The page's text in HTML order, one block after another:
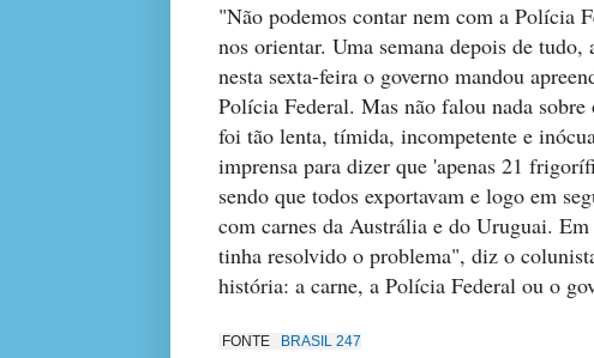
"Não podemos contar nem com a Polícia
nos orientar. Uma semana depois de
nesta sexta-feira o governo mandou
Polícia Federal. Mas não falou nada
foi tão lenta, tímida, incompetente e
imprensa para dizer que 'apenas 21
sendo que todos exportavam e logo em
com carnes da Austrália e do Uruguai.
tinha resolvido o problema", diz o
história: a carne, a Polícia Federal ou o
FONTE BRASIL 247